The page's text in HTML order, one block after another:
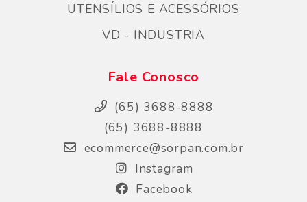
UTENSÍLIOS E ACESSÓRIOS
VD - INDUSTRIA
Fale Conosco
(65) 3688-8888
(65) 3688-8888
ecommerce@sorpan.com.br
Instagram
Facebook